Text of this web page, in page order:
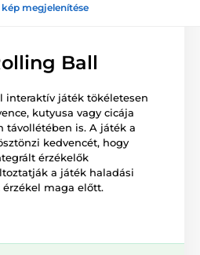
kép megjelenítése
Ball
interaktív játék tökéletesen
kutyusa vagy cicája
távollétében is. A játék a
kedvencét, hogy
érzékelők
a játék haladási
maga előtt.